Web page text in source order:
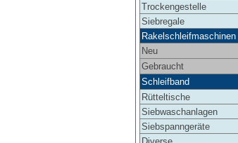
Trockengestelle
Siebregale
Rakelschleifmaschinen
Neu
Gebraucht
Schleifband
Rütteltische
Siebwaschanlagen
Siebspanngeräte